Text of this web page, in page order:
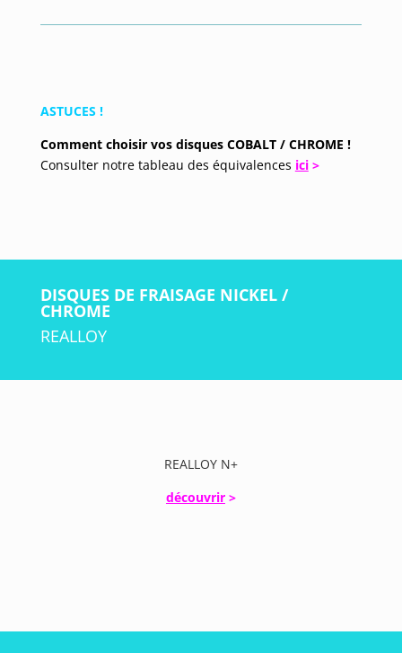
ASTUCES !
Comment choisir vos disques COBALT / CHROME !
Consulter notre tableau des équivalences ici>
DISQUES DE FRAISAGE NICKEL /
CHROME
REALLOY
REALLOY N+
découvrir>